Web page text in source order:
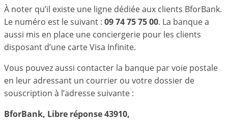
À noter qu’il existe une ligne dédiée aux clients BforBank.
Le numéro est le suivant : 09 74 75 75 00. La banque a
aussi mis en place une conciergerie pour les clients
disposant d’une carte Visa Infinite.
Vous pouvez aussi contacter la banque par voie postale
en leur adressant un courrier ou votre dossier de
souscription à l’adresse suivante :
BforBank, Libre réponse 43910,